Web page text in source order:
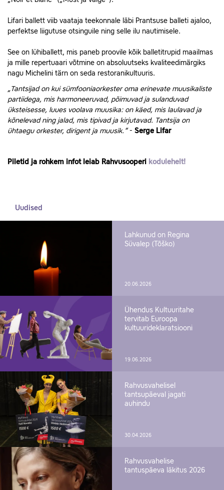
Lifari ballett viib vaataja teekonnale läbi Prantsuse balleti ajaloo,
perfektse liigutuse otsinguile ning selle ilu nautimisele.
See on lühiballett, mis paneb proovile kõik balletitrupid maailmas
ja mille repertuaari võtmine on absoluutseks kvaliteedimärgiks
nagu Michelini tärn on seda restoranikultuuris.
„Tantsijad on kui sümfooniaorkester oma erinevate muusikaliste
partiidega, mis harmoneeruvad, põimuvad ja sulanduvad
üksteisesse, luues voolava muusika: on käed, mis laulavad ja
kõnelevad ning jalad, mis tipivad ja kirjutavad. Tantsija on
ühtaegu orkester, dirigent ja muusik.“- Serge Lifar
Piletid ja rohkem infot leiab Rahvusooperi kodulehelt!
Uudised
Lahkunud on Regina
Süvalep (Tõško)
20.06.2026
Ühendus Kultuuritahe
tervitab Euroopa
kultuurideklaratsiooni
19.06.2026
Rahvusvahelisel
tantsupäeval jagati
auhindu
30.04.2026
Rahvusvahelise
tantuspäeva läkitus 2026